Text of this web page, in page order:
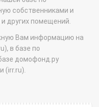
собственниками и
других помещений.
Вам информацию на
в базе по
домофонд.ру
(irr.ru).